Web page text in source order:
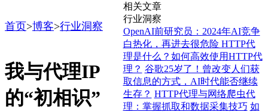
首页>博客>行业洞察
我与代理IP
的“初相识”
相关文章
行业洞察
OpenAI前研究员：2024年AI竞争
白热化，再进去很危险 HTTP代
理是什么？如何高效使用HTTP代
理？ 谷歌25岁了！曾改变人们获
取信息的方式，AI时代能否继续
生存？ HTTP代理与网络爬虫代
理：掌握抓取和数据采集技巧 如